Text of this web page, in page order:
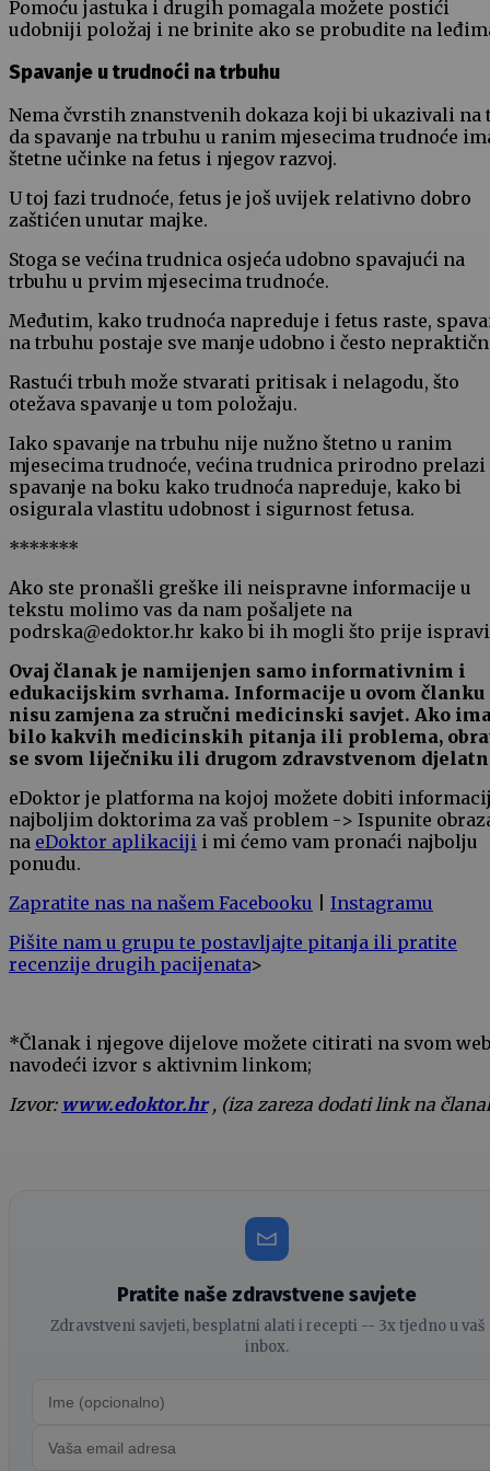
Pomoću jastuka i drugih pomagala možete postići
udobniji položaj i ne brinite ako se probudite na
Spavanje u trudnoći na trbuhu
Nema čvrstih znanstvenih dokaza koji bi ukazivali na
da spavanje na trbuhu u ranim mjesecima trudnoće
štetne učinke na fetus i njegov razvoj.
U toj fazi trudnoće, fetus je još uvijek relativno dobro
zaštićen unutar majke.
Stoga se većina trudnica osjeća udobno spavajući na
trbuhu u prvim mjesecima trudnoće.
Međutim, kako trudnoća napreduje i fetus raste,
na trbuhu postaje sve manje udobno i često
Rastući trbuh može stvarati pritisak i nelagodu, što
otežava spavanje u tom položaju.
Iako spavanje na trbuhu nije nužno štetno u ranim
mjesecima trudnoće, većina trudnica prirodno prelazi
spavanje na boku kako trudnoća napreduje, kako bi
osigurala vlastitu udobnost i sigurnost fetusa.
*******
Ako ste pronašli greške ili neispravne informacije u
tekstu molimo vas da nam pošaljete na
podrska@edoktor.hr kako bi ih mogli što prije
Ovaj članak je namijenjen samo informativnim i
edukacijskim svrhama. Informacije u ovom članku
nisu zamjena za stručni medicinski savjet. Ako
bilo kakvih medicinskih pitanja ili problema,
se svom liječniku ili drugom zdravstvenom
eDoktor je platforma na kojoj možete dobiti
najboljim doktorima za vaš problem -> Ispunite
na eDoktor aplikaciji i mi ćemo vam pronaći najbolju
ponudu.
Zapratite nas na našem Facebooku
Instagramu
Pišite nam u grupu te postavljajte pitanja ili pratite
recenzije drugih pacijenata>
*Članak i njegove dijelove možete citirati na svom
navodeći izvor s aktivnim linkom;
Izvor: www.edoktor.hr, (iza zareza dodati link na
Pratite naše zdravstvene savjete
Zdravstveni savjeti, besplatni alati i recepti -- 3x tjedno u vaš
inbox.